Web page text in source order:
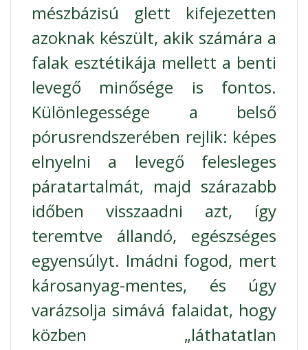
mészbázisú glett kifejezetten
azoknak készült, akik számára a
falak esztétikája mellett a benti
levegő minősége is fontos.
Különlegessége a belső
pórusrendszerében rejlik: képes
elnyelni a levegő felesleges
páratartalmát, majd szárazabb
időben visszaadni azt, így
teremtve állandó, egészséges
egyensúlyt. Imádni fogod, mert
károsanyag-mentes, és úgy
varázsolja simává falaidat, hogy
közben „láthatatlan